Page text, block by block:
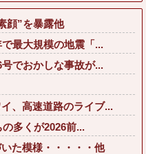
顔”を暴露他
最大規模の地震「...
号でおかしな事故が...
、高速道路のライブ...
の多くが2026前...
た模様・・・・・他